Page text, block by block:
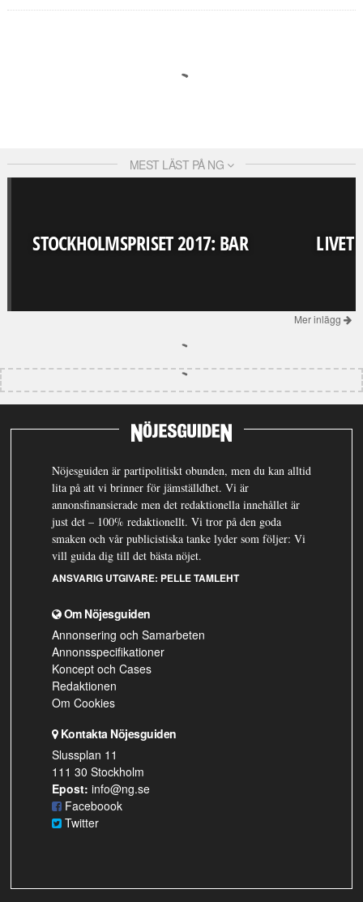
MEST LÄST PÅ NG
STOCKHOLMSPRISET 2017: BAR LIVET
Mer inlägg
Nöjesguiden är partipolitiskt obunden, men du kan alltid
lita på att vi brinner för jämställdhet. Vi är
annonsfinansierade men det redaktionella innehållet är
just det – 100% redaktionellt. Vi tror på den goda
smaken och vår publicistiska tanke lyder som följer: Vi
vill guida dig till det bästa nöjet.
ANSVARIG UTGIVARE: PELLE TAMLEHT
Om Nöjesguiden
Annonsering och Samarbeten
Annonsspecifikationer
Koncept och Cases
Redaktionen
Om Cookies
Kontakta Nöjesguiden
Slussplan 11
111 30 Stockholm
Epost: info@ng.se
Faceboook
Twitter